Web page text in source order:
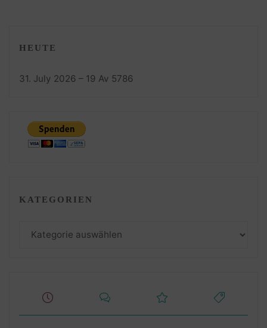
HEUTE
31. July 2026 – 19 Av 5786
KATEGORIEN
Kategorien